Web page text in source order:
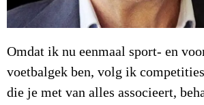
Omdat ik nu eenmaal sport- en
voetbalgek ben, volg ik
die je met van alles associeert,